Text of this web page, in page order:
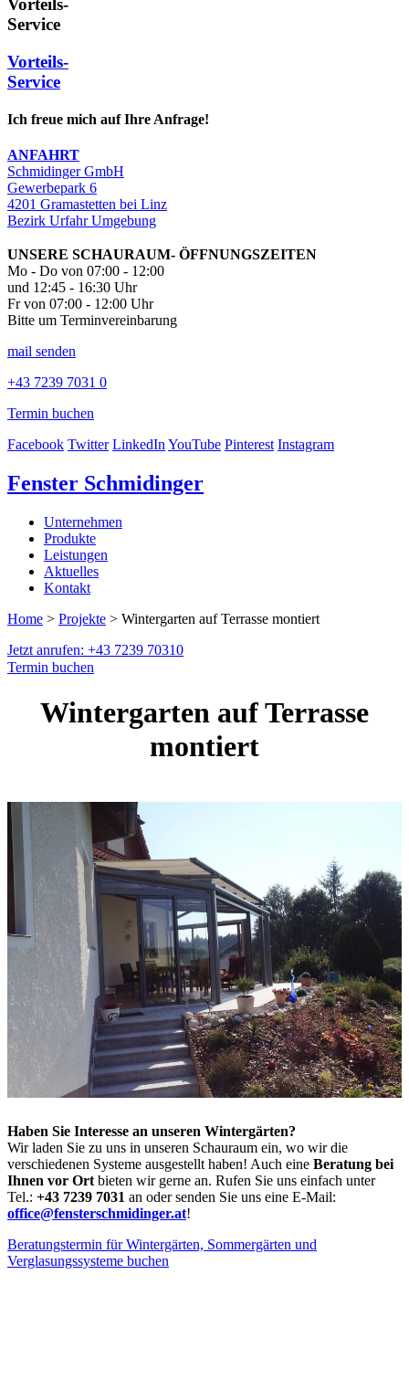
Vorteils-
Service
Vorteils-
Service
Ich freue mich auf Ihre Anfrage!
ANFAHRT
Schmidinger GmbH
Gewerbepark 6
4201 Gramastetten bei Linz
Bezirk Urfahr Umgebung
UNSERE SCHAURAUM- ÖFFNUNGSZEITEN
Mo - Do von 07:00 - 12:00
und 12:45 - 16:30 Uhr
Fr von 07:00 - 12:00 Uhr
Bitte um Terminvereinbarung
mail senden
+43 7239 7031 0
Termin buchen
Facebook Twitter LinkedInYouTube Pinterest Instagram
Fenster Schmidinger
Unternehmen
Produkte
Leistungen
Aktuelles
Kontakt
Home > Projekte > Wintergarten auf Terrasse montiert
Jetzt anrufen: +43 7239 70310
Termin buchen
Wintergarten auf Terrasse
montiert
Haben Sie Interesse an unseren Wintergärten?
Wir laden Sie zu uns in unseren Schauraum ein, wo wir die
verschiedenen Systeme ausgestellt haben! Auch eine Beratung bei
Ihnen vor Ort bieten wir gerne an. Rufen Sie uns einfach unter
Tel.: +43 7239 7031 an oder senden Sie uns eine E-Mail:
office@fensterschmidinger.at!
Beratungstermin für Wintergärten, Sommergärten und
Verglasungssysteme buchen